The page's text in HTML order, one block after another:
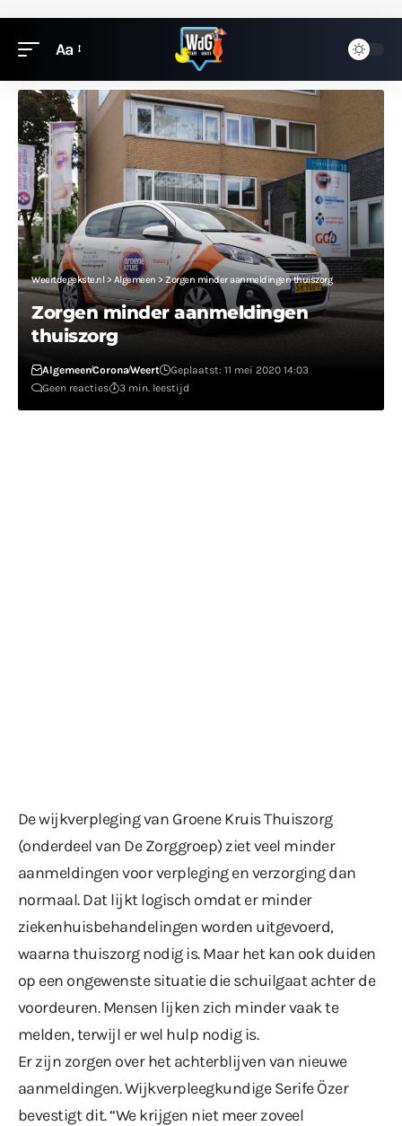
Aa
Weertdegekste.nl > Algemeen > Zorgen minder aanmeldingen thuiszorg
Zorgen minder aanmeldingen
thuiszorg
AlgemeenCoronaWeert
Geplaatst: 11 mei 2020 14:03
Geen reacties
3 min. leestijd
De wijkverpleging van Groene Kruis Thuiszorg
(onderdeel van De Zorggroep) ziet veel minder
aanmeldingen voor verpleging en verzorging dan
normaal. Dat lijkt logisch omdat er minder
ziekenhuisbehandelingen worden uitgevoerd,
waarna thuiszorg nodig is. Maar het kan ook duiden
op een ongewenste situatie die schuilgaat achter de
voordeuren. Mensen lijken zich minder vaak te
melden, terwijl er wel hulp nodig is.
Er zijn zorgen over het achterblijven van nieuwe
aanmeldingen. Wijkverpleegkundige Serife Özer
bevestigt dit. “We krijgen niet meer zoveel